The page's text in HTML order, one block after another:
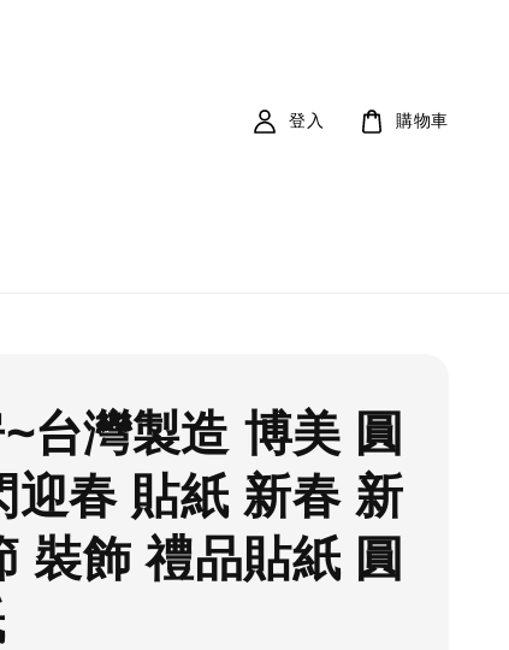
登入 購物車
台灣製造 博美 圓
迎春 貼紙 新春 新
裝飾 禮品貼紙 圓